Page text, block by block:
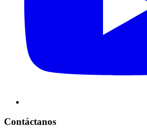
Contáctanos